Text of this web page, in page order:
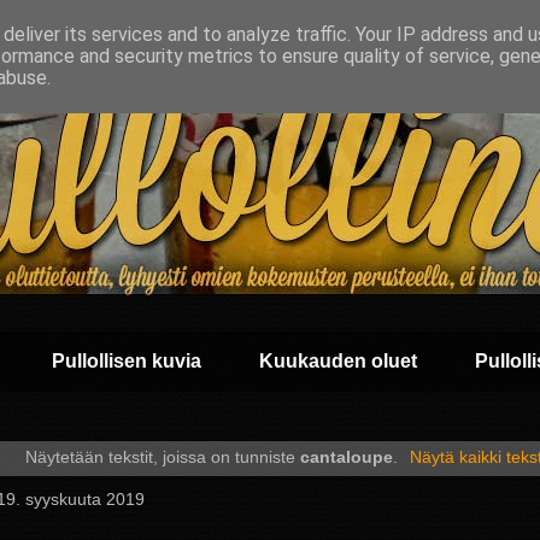
Pullollisen kuvia Kuukauden oluet
Näytetään tekstit, joissa on tunnistecantaloupe. Näytä kaikki
syyskuuta 2019
its services and to analyze traffic. Your IP address and
and security metrics to ensure quality of service,